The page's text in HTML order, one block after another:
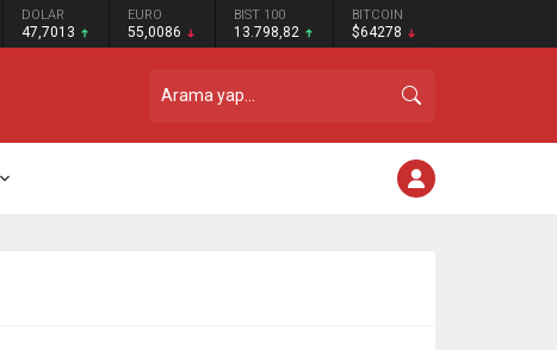
DOLAR
47,7013
EURO
55,0086
BIST 100
13.798,82
BITCOIN
$64278